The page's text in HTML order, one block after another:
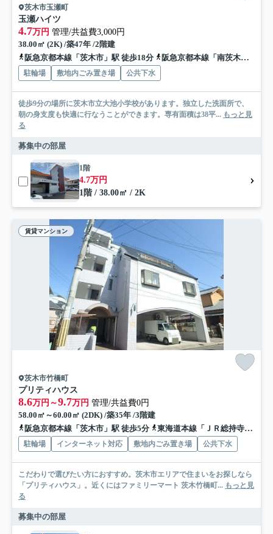
茨木市玉瀬町
玉瀬ハイツ
4.7万円 管理/共益費3,000円
38.00㎡ (2K) /築47年 /2階建
阪急京都本線「茨木市」駅 徒歩18分
阪急京都本線「南茨木」駅 徒歩27分
駐輪場 敷地内ごみ置き場 公共下水
徒歩9分の場所に茨木市立大池小学校があります。独立した洗面所で、
朝の身支度も快適に行なうことができます。専有面積は38平... もっと見
る
募集中の部屋
1階
4.7万円
1階 / 38.00㎡ / 2K
賃貸マンション
茨木市竹橋町
プリティハウス
8.6万円～9.7万円 管理/共益費0円
58.00㎡～60.00㎡ (2DK) /築35年 /3階建
阪急京都本線「茨木市」駅 徒歩5分
東海道本線「ＪＲ総持寺」駅 徒歩15分
駐輪場 インターネット対応 敷地内ごみ置き場 公共下水
こだわりで選びたい方におすすめ。茨木市エリアで住まいをお探しなら
「プリティハウス」。近くにはファミリーマート 茨木竹橋町... もっと見
る
募集中の部屋